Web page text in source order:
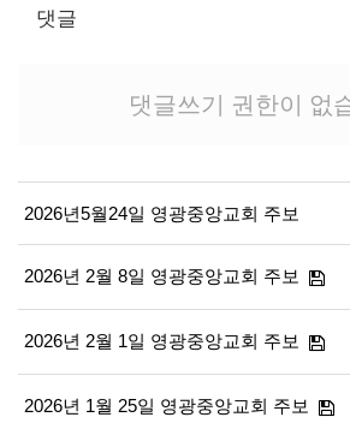
댓글
댓글쓰기 권한이 없
2026년5월24일 영광중앙교회 주보
2026년 2월 8일 영광중앙교회 주보
2026년 2월 1일 영광중앙교회 주보
2026년 1월 25일 영광중앙교회 주보